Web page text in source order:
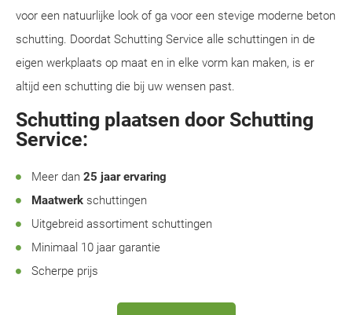
voor een natuurlijke look of ga voor een stevige moderne beton
schutting. Doordat Schutting Service alle schuttingen in de
eigen werkplaats op maat en in elke vorm kan maken, is er
altijd een schutting die bij uw wensen past.
Schutting plaatsen door Schutting
Service:
Meer dan 25 jaar ervaring
Maatwerk schuttingen
Uitgebreid assortiment schuttingen
Minimaal 10 jaar garantie
Scherpe prijs